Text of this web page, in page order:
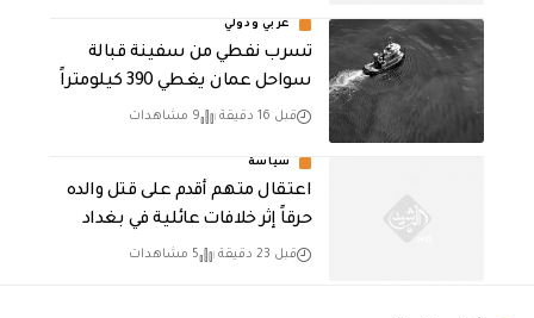
عربي ودولي
تسرب نفطي من سفينة قبالة
سواحل عمان يغطي 390 كيلومتراً
قبل 16 دقيقة 9 مشاهدات
سياسة
اعتقال متهم أقدم على قتل والده
حرقاً إثر خلافات عائلية في بغداد
قبل 23 دقيقة 5 مشاهدات